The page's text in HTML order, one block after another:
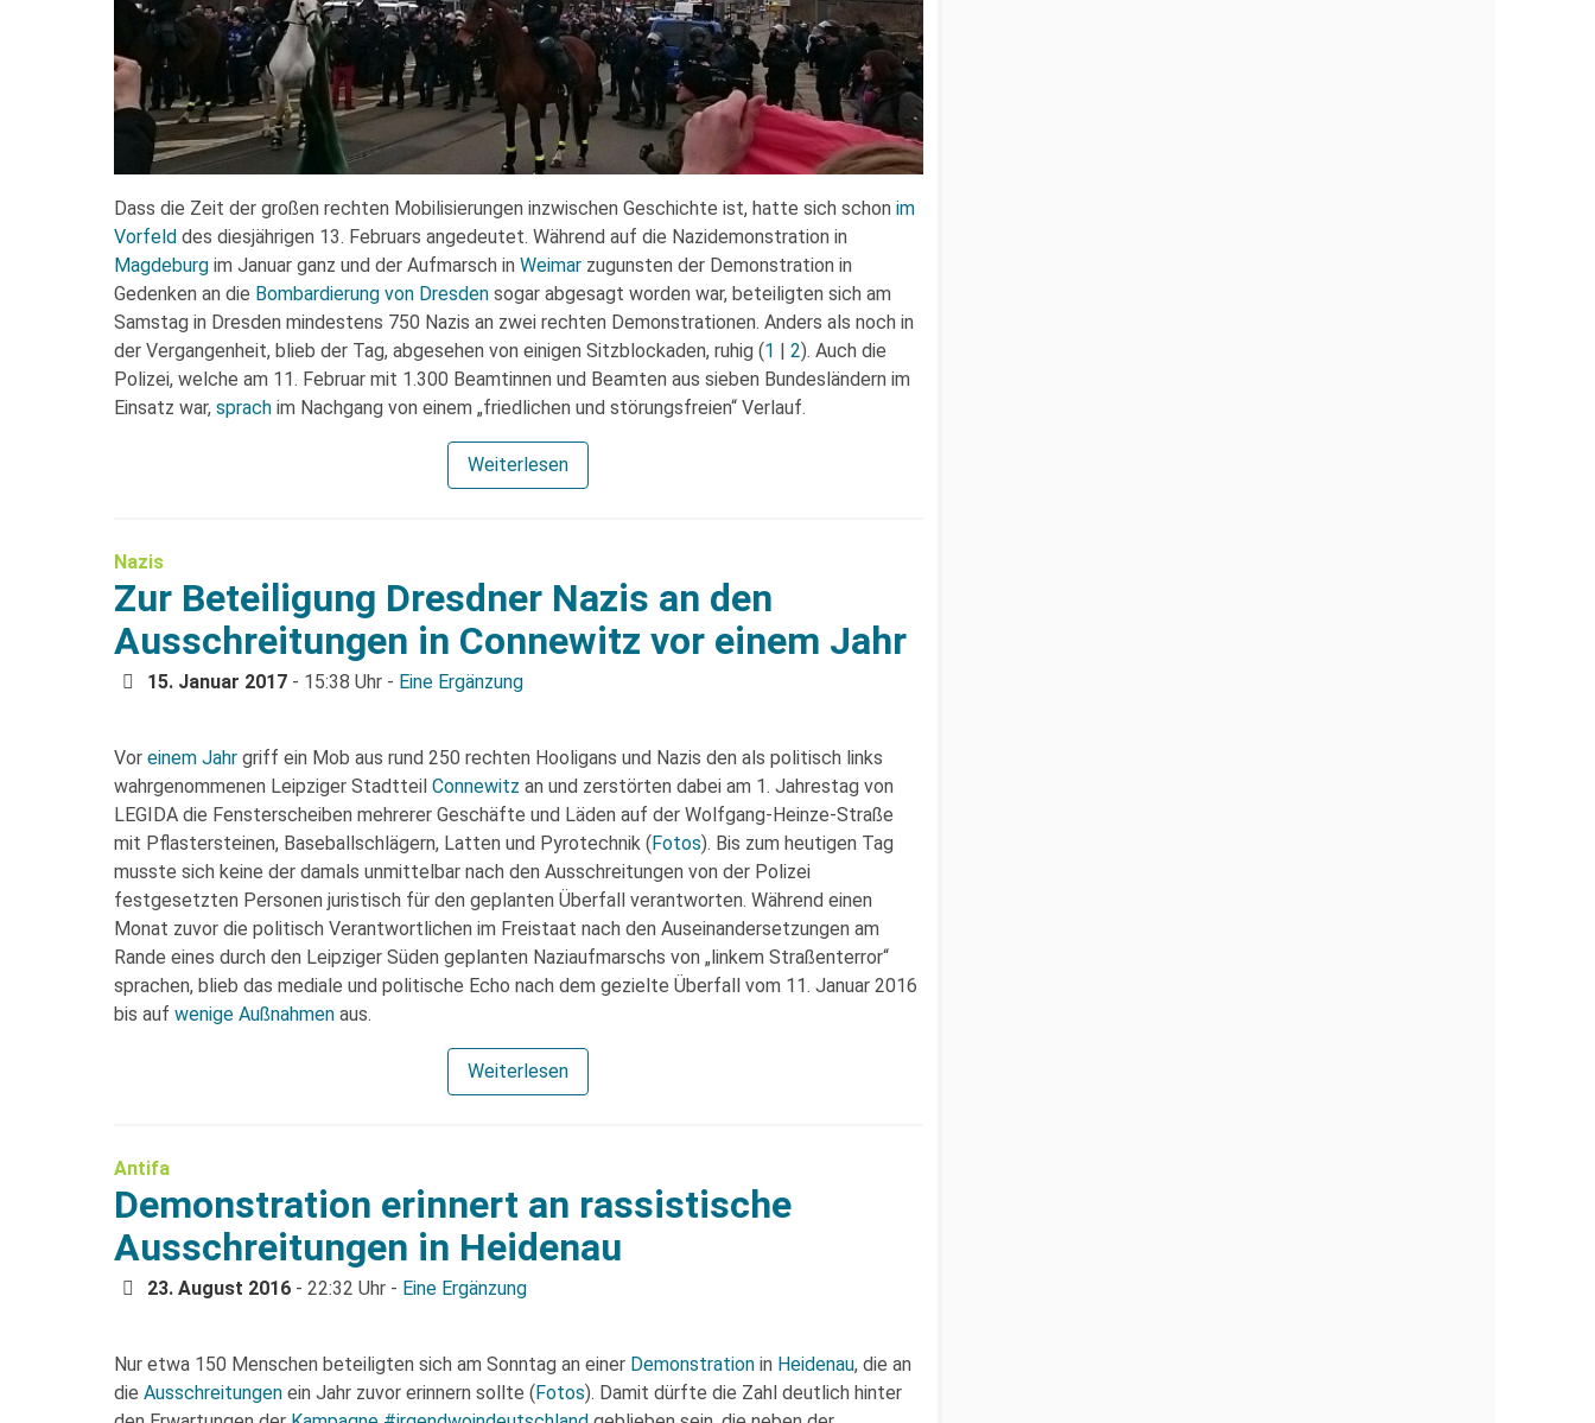
Dass die Zeit der großen rechten Mobilisierungen inzwischen Geschichte ist, hatte sich schon im
Vorfeld des diesjährigen 13. Februars angedeutet. Während auf die Nazidemonstration in
Magdeburg im Januar ganz und der Aufmarsch in Weimar zugunsten der Demonstration in
Gedenken an die Bombardierung von Dresden sogar abgesagt worden war, beteiligten sich am
Samstag in Dresden mindestens 750 Nazis an zwei rechten Demonstrationen. Anders als noch in
der Vergangenheit, blieb der Tag, abgesehen von einigen Sitzblockaden, ruhig (1 2). Auch die
Polizei, welche am 11. Februar mit 1.300 Beamtinnen und Beamten aus sieben Bundesländern im
Einsatz war, sprach im Nachgang von einem „friedlichen und störungsfreien“ Verlauf.
Weiterlesen
Nazis
Zur Beteiligung Dresdner Nazis an den
Ausschreitungen in Connewitz vor einem Jahr
15. Januar 2017 - 15:38 Uhr - Eine Ergänzung
Vor einem Jahr griff ein Mob aus rund 250 rechten Hooligans und Nazis den als politisch links
wahrgenommenen Leipziger Stadtteil Connewitz an und zerstörten dabei am 1. Jahrestag von
LEGIDA die Fensterscheiben mehrerer Geschäfte und Läden auf der Wolfgang-Heinze-Straße
mit Pflastersteinen, Baseballschlägern, Latten und Pyrotechnik ( Fotos). Bis zum heutigen Tag
musste sich keine der damals unmittelbar nach den Ausschreitungen von der Polizei
festgesetzten Personen juristisch für den geplanten Überfall verantworten. Während einen
Monat zuvor die politisch Verantwortlichen im Freistaat nach den Auseinandersetzungen am
Rande eines durch den Leipziger Süden geplanten Naziaufmarschs von „linkem Straßenterror“
sprachen, blieb das mediale und politische Echo nach dem gezielte Überfall vom 11. Januar 2016
bis auf wenige Außnahmen aus.
Weiterlesen
Antifa
Demonstration erinnert an rassistische
Ausschreitungen in Heidenau
23. August 2016 - 22:32 Uhr - Eine Ergänzung
Nur etwa 150 Menschen beteiligten sich am Sonntag an einer Demonstration in Heidenau, die an
die Ausschreitungen ein Jahr zuvor erinnern sollte ( Fotos). Damit dürfte die Zahl deutlich hinter